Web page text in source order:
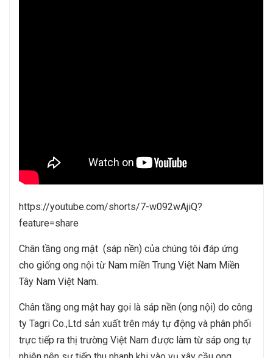
https://youtube.com/shorts/7-w092wAjiQ?
feature=share
Chân tầng ong mật (sáp nền) của chúng tôi đáp ứng
cho giống ong nội từ Nam miền Trung Việt Nam Miền
Tây Nam Việt Nam.
Chân tầng ong mật hay gọi là sáp nền (ong nội) do công
ty Tagri Co.,Ltd sản xuất trên máy tự động và phân phối
trực tiếp ra thị trường Việt Nam được làm từ sáp ong tự